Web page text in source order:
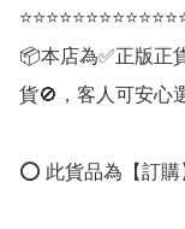
📦本店為✅正版正
貨🚫，客人可安心
⭕ 此貨品為【訂購